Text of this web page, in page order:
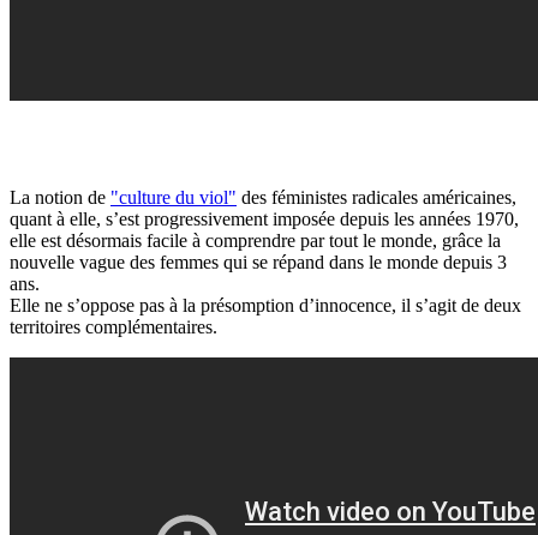
La notion de "culture du viol" des féministes radicales américaines,
quant à elle, s’est progressivement imposée depuis les années 1970,
elle est désormais facile à comprendre par tout le monde, grâce la
nouvelle vague des femmes qui se répand dans le monde depuis 3
ans.
Elle ne s’oppose pas à la présomption d’innocence, il s’agit de deux
territoires complémentaires.